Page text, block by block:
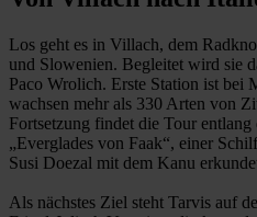
Los geht es in Villach, dem
und Slowenien. Begleitet wird sie
Paco Wrolich. Erste Station ist bei
wachsen mehr als 330 Arten von
Fortsetzung findet die Tour entlang
„Everglades von Faak“, einer
Susi Doezal mit dem Kanu
Als nächstes Ziel steht Tarvis auf